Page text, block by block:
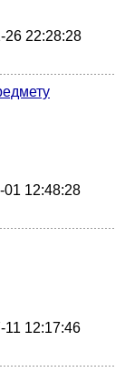
26 22:28:28
01 12:48:28
11 12:17:46